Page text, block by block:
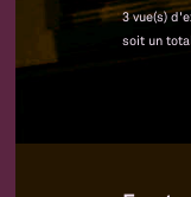
3 vue(s)
soit un